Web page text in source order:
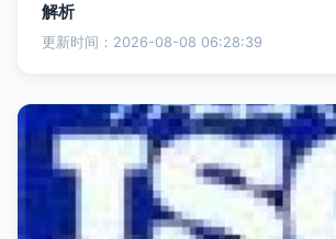
解析
更新时间：2026-08-08 06:28:39